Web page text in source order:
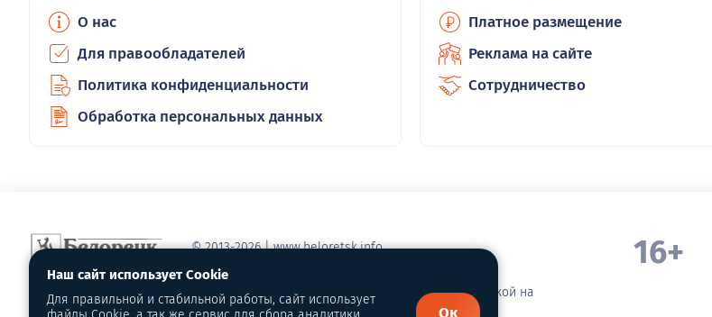
О нас
Для правообладателей
Политика конфиденциальности
Обработка персональных данных
Платное размещение
Реклама на сайте
Сотрудничество
© 2013-2026 | www.beloretsk.info
Справочно-информационный сайт г. Белорецка
Перепубликация материалов с обязательной ссылкой на
первоисточник - www.beloretsk.info
16+
Наш сайт использует Cookie
Для правильной и стабильной работы, сайт использует
Ок